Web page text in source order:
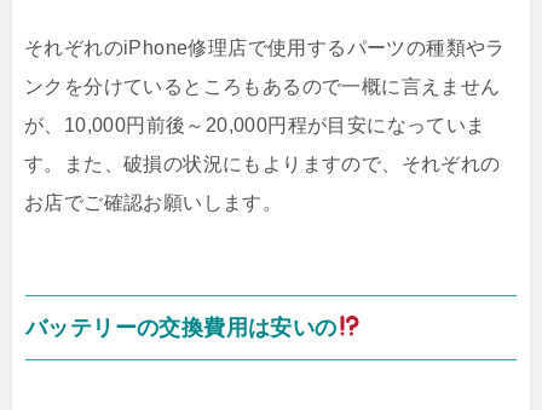
それぞれのiPhone修理店で使用するパーツの種類やラ
ンクを分けているところもあるので一概に言えません
が、10,000円前後～20,000円程が目安になっていま
す。また、破損の状況にもよりますので、それぞれの
お店でご確認お願いします。
バッテリーの交換費用は安いの